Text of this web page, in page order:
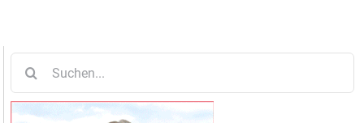
nach: